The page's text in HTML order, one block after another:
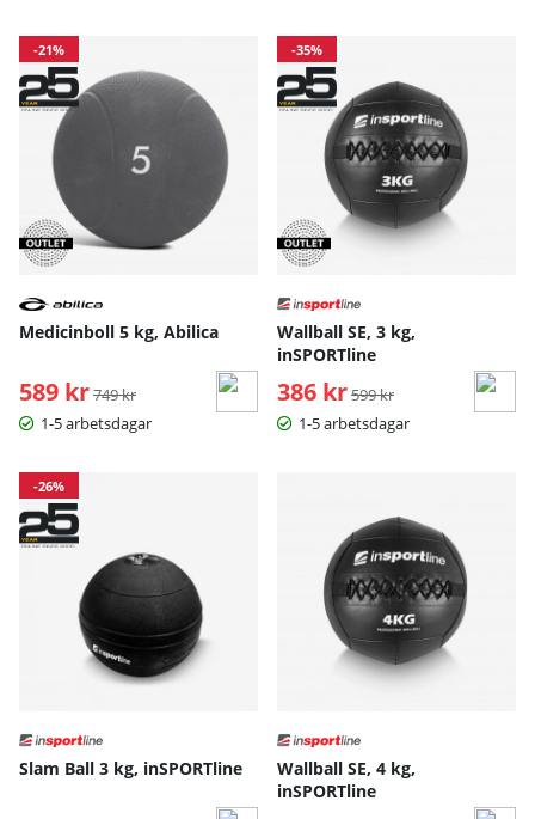
-21%
Medicinboll 5 kg, Abilica
589 krOrdinarie pris:
749 kr
1-5 arbetsdagar
-35%
Wallball SE, 3 kg,
inSPORTline
386 kr Ordinarie pris:
599 kr
1-5 arbetsdagar
-26%
Slam Ball 3 kg, inSPORTline
Wallball SE, 4 kg,
inSPORTline